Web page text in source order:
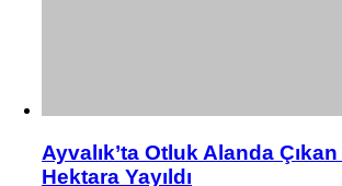
Ayvalık’ta Otluk Alanda Çıkan
Hektara Yayıldı